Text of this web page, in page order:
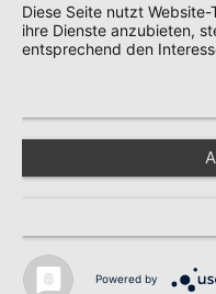
Diese Seite nutzt
ihre Dienste anzubieten,
entsprechend den
Powered by